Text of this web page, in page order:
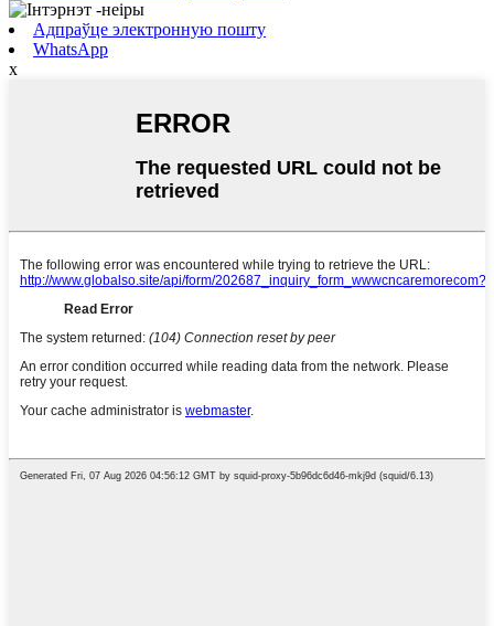
Адпраўце электронную пошту
WhatsApp
x